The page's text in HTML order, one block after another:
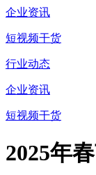
企业资讯
短视频干货
行业动态
企业资讯
短视频干货
2025年